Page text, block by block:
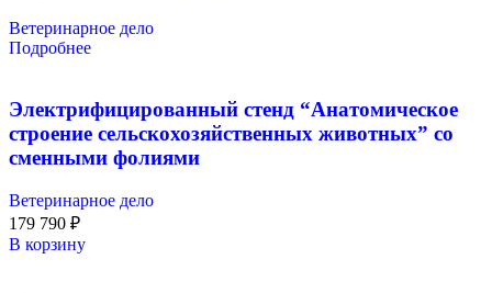
Ветеринарное дело
Подробнее
Электрифицированный стенд “Анатомическое
строение сельскохозяйственных животных” со
сменными фолиями
Ветеринарное дело
179 790 ₽
В корзину